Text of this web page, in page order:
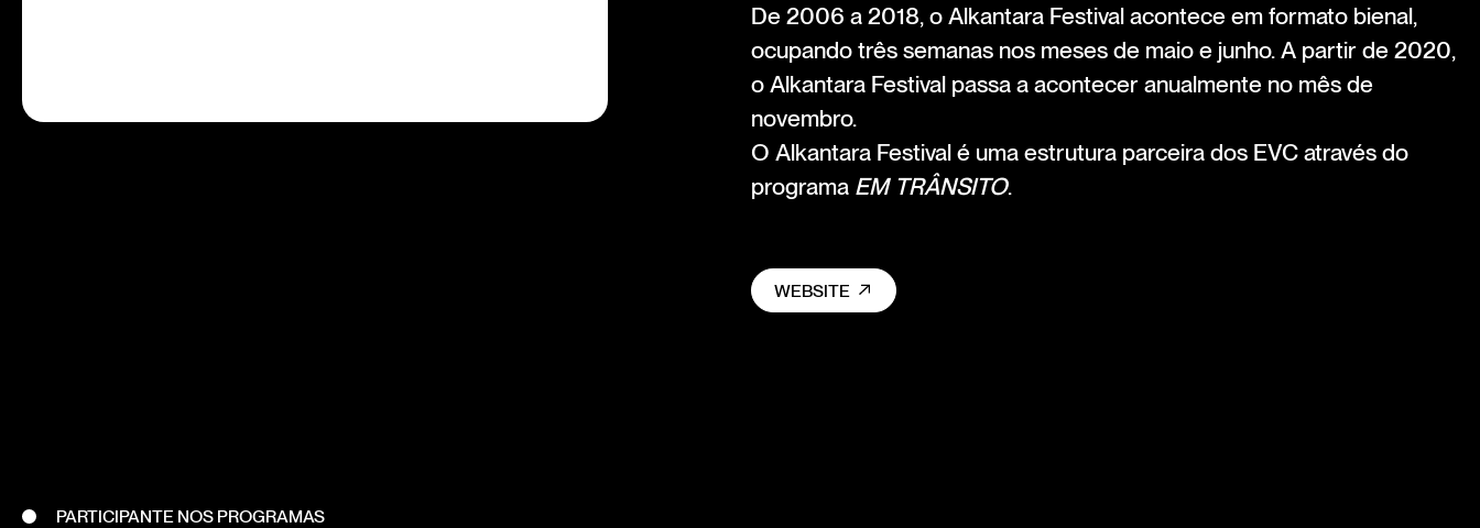
De 2006 a 2018, o Alkantara Festival acontece em formato bienal,
ocupando três semanas nos meses de maio e junho. A partir de 2020,
o Alkantara Festival passa a acontecer anualmente no mês de
novembro.
O Alkantara Festival é uma estrutura parceira dos EVC através do
programa EM TRÂNSITO.
WEBSITE
PARTICIPANTE NOS PROGRAMAS